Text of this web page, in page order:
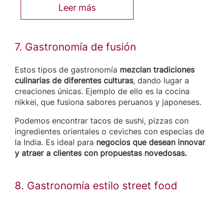
Leer más
7. Gastronomía de fusión
Estos tipos de gastronomía mezclan tradiciones
culinarias de diferentes culturas, dando lugar a
creaciones únicas. Ejemplo de ello es la cocina
nikkei, que fusiona sabores peruanos y japoneses.
Podemos encontrar tacos de sushi, pizzas con
ingredientes orientales o ceviches con especias de
la India. Es ideal para negocios que desean innovar
y atraer a clientes con propuestas novedosas.
8. Gastronomía estilo street food